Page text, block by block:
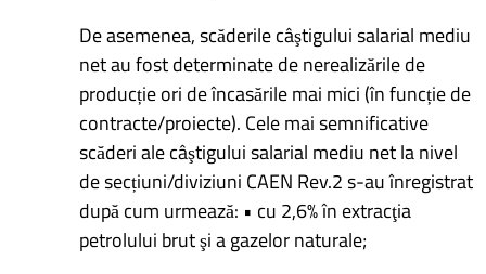
De asemenea, scăderile câştigului salarial mediu
net au fost determinate de nerealizările de
producție ori de încasările mai mici (în funcție de
contracte/proiecte). Cele mai semnificative
scăderi ale câştigului salarial mediu net la nivel
de secțiuni/diviziuni CAEN Rev.2 s-au înregistrat
după cum urmează: • cu 2,6% în extracţia
petrolului brut şi a gazelor naturale;